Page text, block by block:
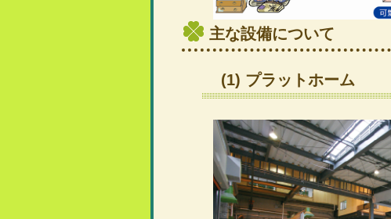
主な設備について
(1) プラットホーム